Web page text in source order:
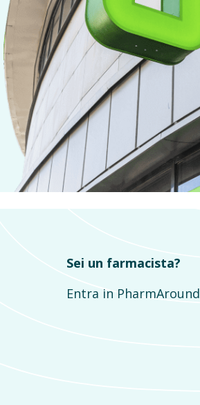
Sei un farmacista?
Entra in PharmAround